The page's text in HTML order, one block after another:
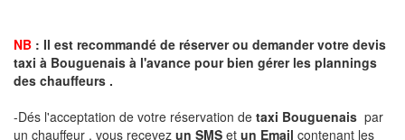
NB : Il est recommandé de réserver ou demander votre devis
taxi à Bouguenais à l'avance pour bien gérer les plannings
des chauffeurs .
-Dés l'acceptation de votre réservation de taxi Bouguenais par
un chauffeur , vous recevez un SMS et un Email contenant les